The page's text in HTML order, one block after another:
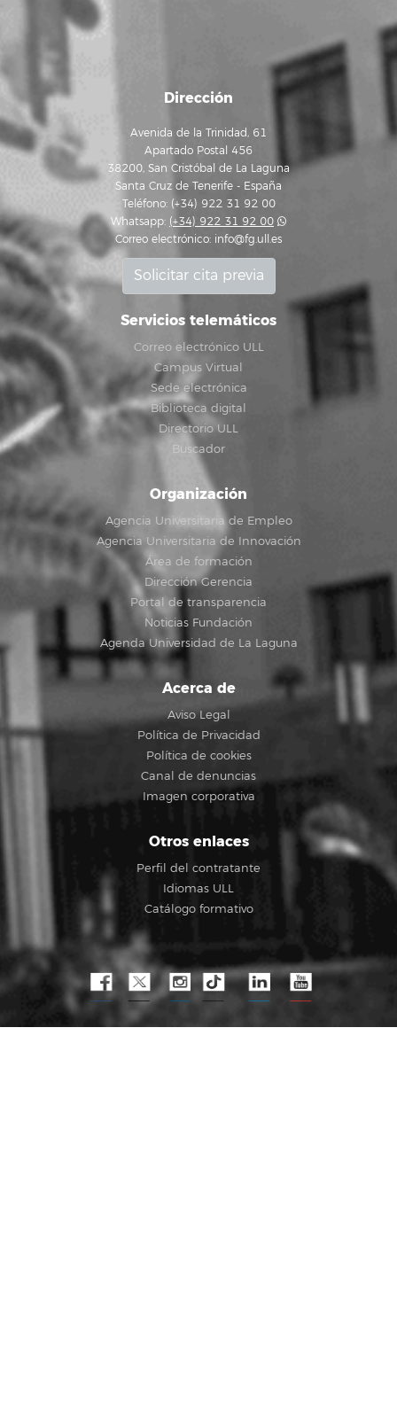
Dirección
Avenida de la Trinidad, 61
Apartado Postal 456
38200, San Cristóbal de La Laguna
Santa Cruz de Tenerife - España
Teléfono: (+34) 922 31 92 00
Whatsapp: (+34) 922 31 92 00
Correo electrónico: info@fg.ull.es
Solicitar cita previa
Servicios telemáticos
Correo electrónico ULL
Campus Virtual
Sede electrónica
Biblioteca digital
Directorio ULL
Buscador
Organización
Agencia Universitaria de Empleo
Agencia Universitaria de Innovación
Área de formación
Dirección Gerencia
Portal de transparencia
Noticias Fundación
Agenda Universidad de La Laguna
Acerca de
Aviso Legal
Política de Privacidad
Política de cookies
Canal de denuncias
Imagen corporativa
Otros enlaces
Perfil del contratante
Idiomas ULL
Catálogo formativo